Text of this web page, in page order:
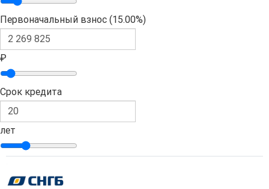
Первоначальный взнос (15.00%)
₽
Срок кредита
лет